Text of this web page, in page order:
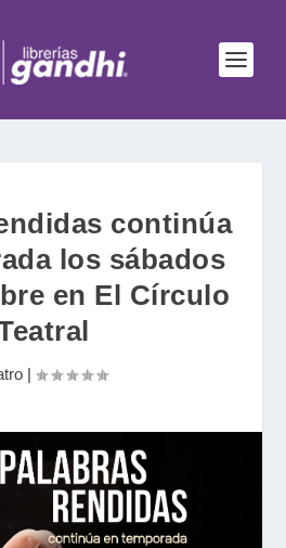
continúa
los sábados
en El Círculo
|